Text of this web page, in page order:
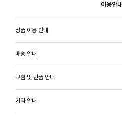
이용안내
상품 이용 안내
배송 안내
교환 및 반품 안내
기타 안내